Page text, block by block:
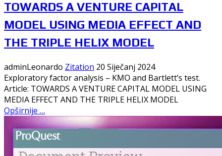
TOWARDS A VENTURE CAPITAL
MODEL USING MEDIA EFFECT AND
THE TRIPLE HELIX MODEL
adminLeonardo Zitation 20 Siječanj 2024
Exploratory factor analysis – KMO and Bartlett’s test.
Article: TOWARDS A VENTURE CAPITAL MODEL USING
MEDIA EFFECT AND THE TRIPLE HELIX MODEL
Opširnije …